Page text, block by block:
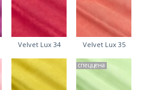
Velvet Lux 34 Velvet Lux 35
спеццена